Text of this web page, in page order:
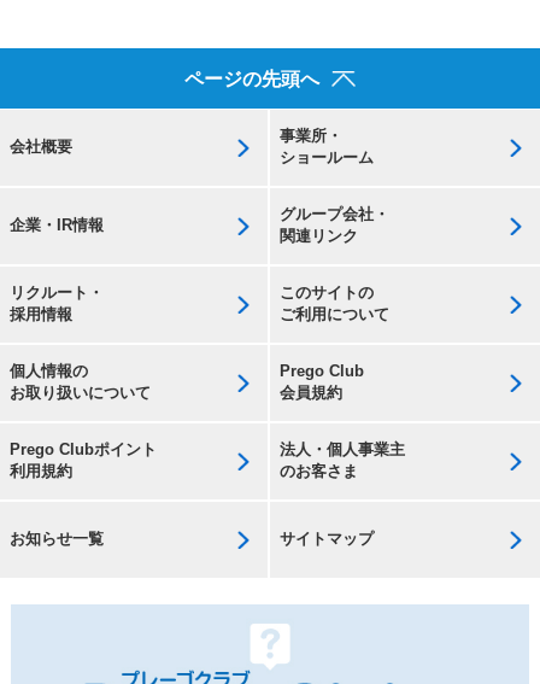
ページの先頭へ
会社概要
事業所・
ショールーム
企業・IR情報
グループ会社・
関連リンク
リクルート・
採用情報
このサイトの
ご利用について
個人情報の
お取り扱いについて
Prego Club
会員規約
Prego Clubポイント
利用規約
法人・個人事業主
のお客さま
お知らせ一覧 サイトマップ